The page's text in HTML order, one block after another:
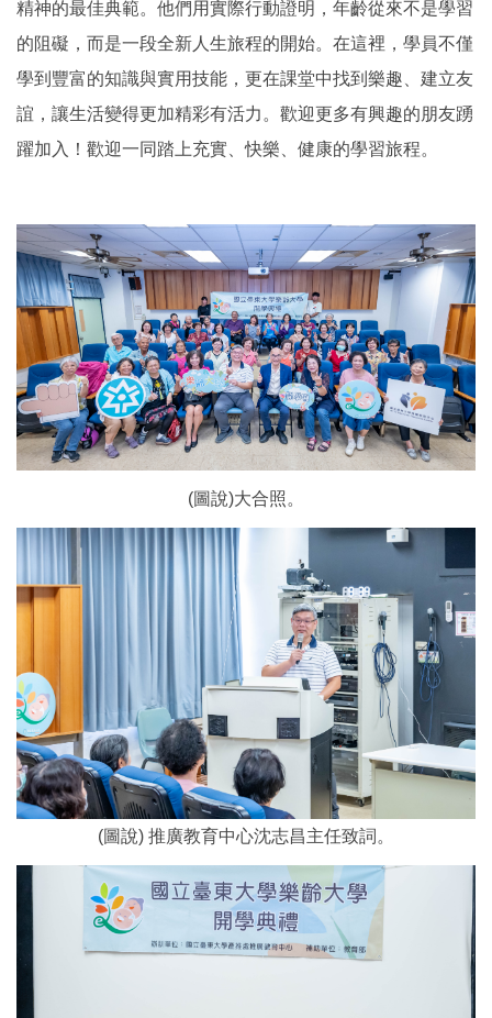
精神的最佳典範。他們用實際行動證明，年齡從來不是學習
的阻礙，而是一段全新人生旅程的開始。在這裡，學員不僅
學到豐富的知識與實用技能，更在課堂中找到樂趣、建立友
誼，讓生活變得更加精彩有活力。歡迎更多有興趣的朋友踴
躍加入！歡迎一同踏上充實、快樂、健康的學習旅程。
(圖說)大合照。
(圖說) 推廣教育中心沈志昌主任致詞。